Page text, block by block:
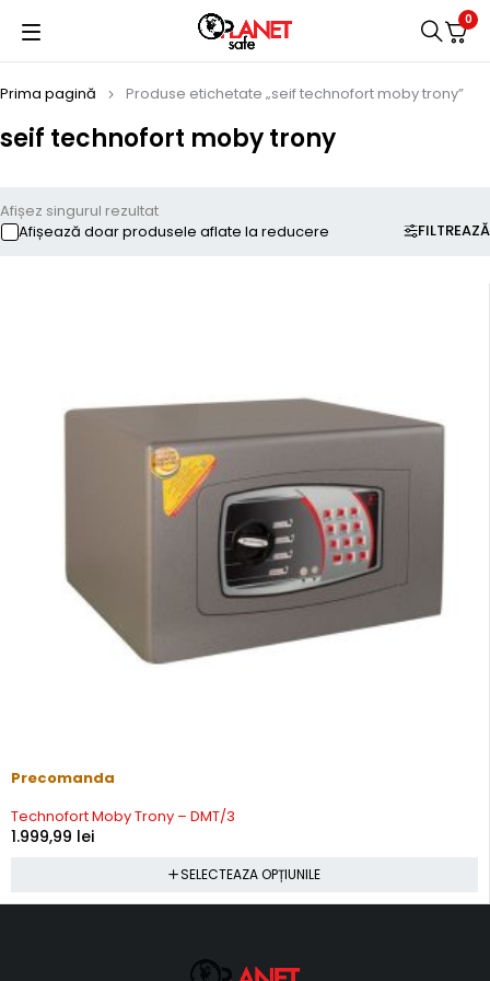
0
seif technofort moby trony
Prima pagină Produse etichetate „seif technofort moby trony”
FILTREAZĂ
Afișez singurul rezultat
Afișează doar produsele aflate la reducere
Precomanda
Technofort Moby Trony – DMT/3
1.999,99 lei
SELECTEAZA OPȚIUNILE